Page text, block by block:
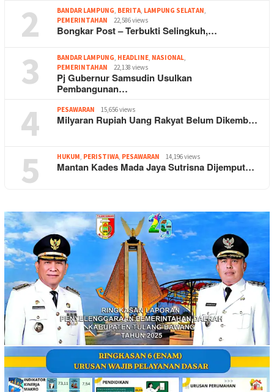
2 BANDAR LAMPUNG, BERITA, LAMPUNG SELATAN,
PEMERINTAHAN
22,586 views
Bongkar Post – Terbukti Selingkuh,…
3 BANDAR LAMPUNG, HEADLINE, NASIONAL,
PEMERINTAHAN
22,138 views
Pj Gubernur Samsudin Usulkan
Pembangunan…
4 PESAWARAN 15,656 views
Milyaran Rupiah Uang Rakyat Belum Dikemb…
5 HUKUM, PERISTIWA, PESAWARAN 14,196 views
Mantan Kades Mada Jaya Sutrisna Dijemput…